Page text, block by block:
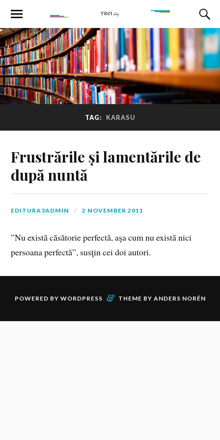
TAG: KARASU
Frustrările și lamentările de
după nuntă
EDITURA3ADMIN 2 NOVEMBER 2011
”Nu există căsătorie perfectă, aşa cum nu există nici
persoana perfectă”, susţin cei doi autori.
POWERED BY WORDPRESS & THEME BY ANDERS NORÉN